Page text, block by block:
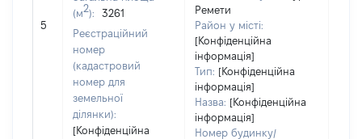
5
(м2):
3261
Реєстраційний
номер
(кадастровий
номер для
земельної
ділянки):
[Конфіденційна
Ремети
Район у місті:
[Конфіденційна
інформація]
Тип: [Конфіденційна
інформація]
Назва: [Конфіденційна
інформація]
Номер будинку/